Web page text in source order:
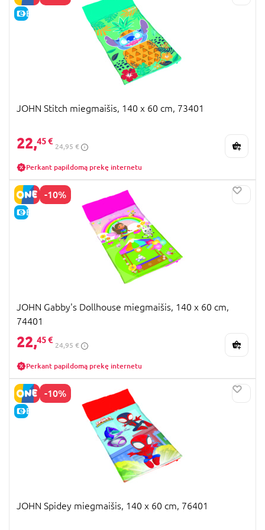
E-KAINA
JOHN Stitch miegmaišis, 140 x 60 cm, 73401
22,45 €
24,95 €
Perkant papildomą prekę internetu
-10%
E-KAINA
JOHN Gabby's Dollhouse miegmaišis, 140 x 60 cm,
74401
22,45 €
24,95 €
Perkant papildomą prekę internetu
-10%
E-KAINA
JOHN Spidey miegmaišis, 140 x 60 cm, 76401